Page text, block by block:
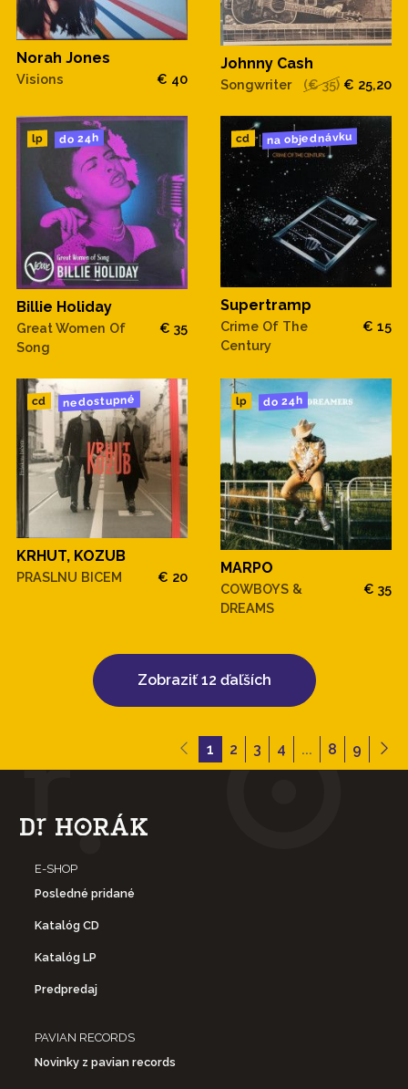
Norah Jones
Visions € 40
Johnny Cash
Songwriter (€ 35) € 25,20
lp do 24h
Billie Holiday
Great Women Of
Song
€ 35
cd na objednávku
Supertramp
Crime Of The
Century
€ 15
cd nedostupné
KRHUT, KOZUB
PRASLNU BICEM € 20
lp do 24h
MARPO
COWBOYS &
DREAMS
€ 35
Zobraziť 12 ďaľších
1 2 3 4 ... 8 9
E-SHOP
Posledné pridané
Katalóg CD
Katalóg LP
Predpredaj
PAVIAN RECORDS
Novinky z pavian records